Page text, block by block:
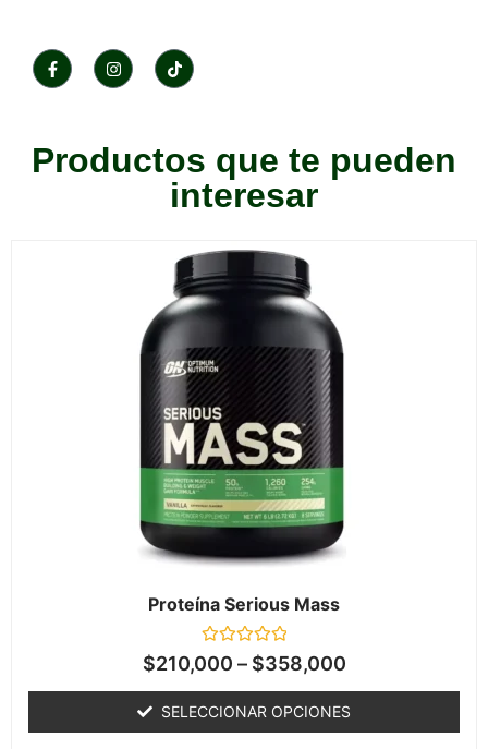
Productos que te pueden
interesar
Proteína Serious Mass
Valorado
en
de
5
$210,000 – $358,000
SELECCIONAR OPCIONES